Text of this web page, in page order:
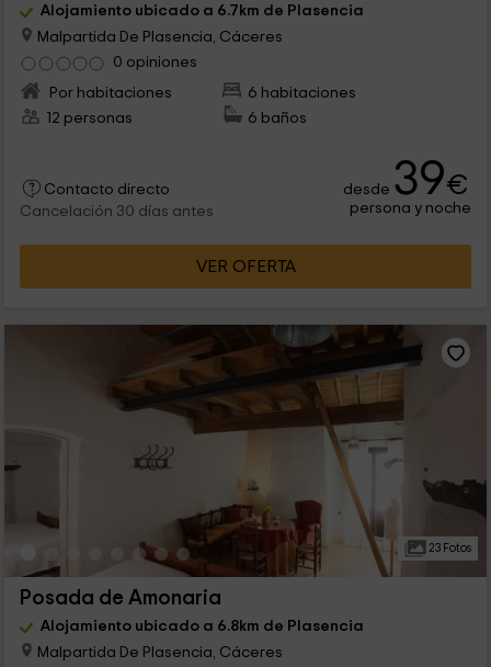
Alojamiento ubicado a 6.7km de Plasencia
Malpartida De Plasencia, Cáceres
0 opiniones
Por habitaciones
6 habitaciones
12 personas
6 baños
Contacto directo
Cancelación 30 días antes
desde 39€
persona y noche
VER OFERTA
23 Fotos
Posada de Amonaria
Alojamiento ubicado a 6.8km de Plasencia
Malpartida De Plasencia, Cáceres